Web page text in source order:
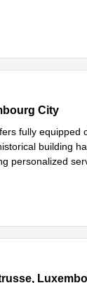
CityCity
fully equipped
building
personalized